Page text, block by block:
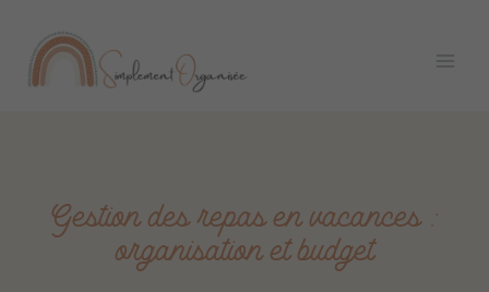
contenu
Menu
Gestion des repas en vacances :
organisation et budget
articles